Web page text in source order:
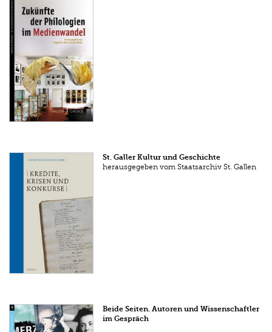
St. Galler Kultur und Geschichte
herausgegeben vom Staatsarchiv St. Gallen
Beide Seiten. Autoren und Wissenschaftler
im Gespräch